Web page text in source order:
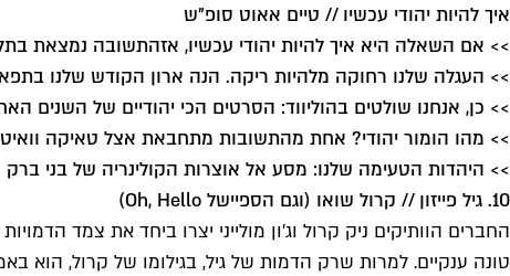
איך להיות יהודי עכשיו // טיים אאוט סופ"ש
>> אם השאלה היא איך להיות יהודי עכשיו, אזהתשובה נמצאת
>> העגלה שלנו רחוקה מלהיות ריקה. הנה ארון הקודש שלנו
>> כן, אנחנו שולטים בהוליווד: הסרטים הכי יהודיים של השנים
>> מהו הומור יהודי? אחת מהתשובות מתחבאת אצל טאיקה
>> היהדות הטעימה שלנו: מסע אל אוצרות הקולינריה של בני ברק
10. גיל פייזון // קרול שואו (וגם הספיישל Oh, Hello)
החברים הוותיקים ניק קרול וג'ון מולייני יצרו ביחד את צמד